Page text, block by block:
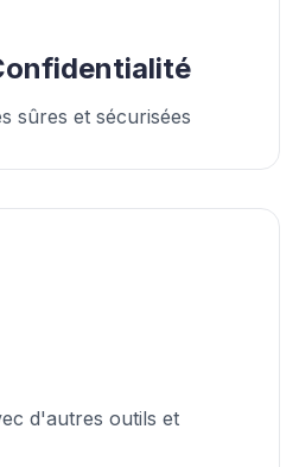
sûres et sécurisées
d'autres outils et